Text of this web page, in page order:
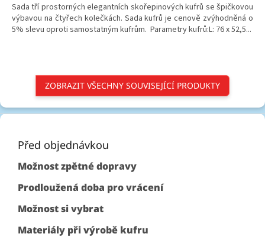
Sada tří prostorných elegantních skořepinových kufrů se špičkovou
výbavou na čtyřech kolečkách. Sada kufrů je cenově zvýhodněná o
5% slevu oproti samostatným kufrům. Parametry kufrů:L: 76 x 52,5...
ZOBRAZIT VŠECHNY SOUVISEJÍCÍ PRODUKTY
Z
Před objednávkou
Možnost zpětné dopravy
Prodloužená doba pro vrácení
Možnost si vybrat
Materiály při výrobě kufru